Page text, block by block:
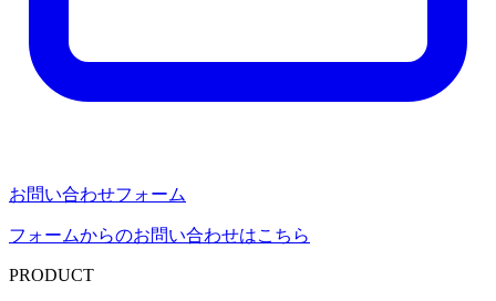
お問い合わせフォーム
フォームからのお問い合わせはこちら
PRODUCT